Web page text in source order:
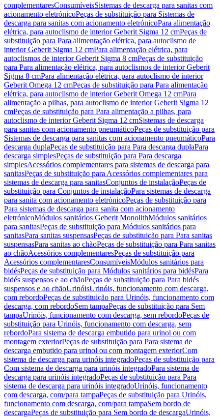
complementaresConsumíveisSistemas de descarga para sanitas com
acionamento eletrónicoPeças de substituição para Sistemas de
descarga para sanitas com acionamento eletrónicoPara alimentação
elétrica, para autoclismo de interior Geberit Sigma 12 cmPeças de
substituição para Para alimentação elétrica, para autoclismo de
interior Geberit Sigma 12 cmPara alimentação elétrica, para
autoclismos de interior Geberit Sigma 8 cmPeças de substituição
para Para alimentação elétrica, para autoclismos de interior Geberit
Sigma 8 cmPara alimentação elétrica, para autoclismo de interior
Geberit Omega 12 cmPeças de substituição para Para alimentação
elétrica, para autoclismo de interior Geberit Omega 12 cmPara
alimentação a pilhas, para autoclismo de interior Geberit Sigma 12
cmPeças de substituição para Para alimentação a pilhas, para
autoclismo de interior Geberit Sigma 12 cmSistemas de descarga
para sanitas com acionamento pneumáticoPeças de substituição para
Sistemas de descarga para sanitas com acionamento pneumáticoPara
descarga duplaPeças de substituição para Para descarga duplaPara
descarga simplesPeças de substituição para Para descarga
simplesAcessórios complementares para sistemas de descarga para
sanitasPeças de substituição para Acessórios complementares para
sistemas de descarga para sanitasConjuntos de instalaçãoPeças de
substituição para Conjuntos de instalaçãoPara sistemas de descarga
para sanita com acionamento eletrónicoPeças de substituição para
Para sistemas de descarga para sanita com acionamento
eletrónicoMódulos sanitários Geberit MonolithMódulos sanitários
para sanitasPeças de substituição para Módulos sanitários para
sanitasPara sanitas suspensasPeças de substituição para Para sanitas
suspensasPara sanitas ao chãoPeças de substituição para Para sanitas
ao chãoAcessórios complementaresPeças de substituição para
Acessórios complementaresConsumíveisMódulos sanitários para
bidésPeças de substituição para Módulos sanitários para bidésPara
bidés suspensos e ao chãoPeças de substituição para Para bidés
suspensos e ao chãoUrinóisUrinóis, funcionamento com descarga,
com rebordoPeças de substituição para Urinóis, funcionamento com
descarga, com rebordoSem tampaPeças de substituição para Sem
tampaUrinóis, funcionamento com descarga, sem rebordoPeças de
substituição para Urinóis, funcionamento com descarga, sem
rebordoPara sistema de descarga embutido para urinol ou com
montagem exteriorPeças de substituição para Para sistema de
descarga embutido para urinol ou com montagem exteriorCom
sistema de descarga para urinóis integradoPeças de substituição para
Com sistema de descarga para urinóis integradoPara sistema de
descarga para urinóis integradoPeças de substituição para Para
sistema de descarga para urinóis integradoUrinóis, funcionamento
com descarga, com/para tampaPeças de substituição para Urinóis,
funcionamento com descarga, com/para tampaSem bordo de
descargaPeças de substituição para Sem bordo de descargaUrinóis,